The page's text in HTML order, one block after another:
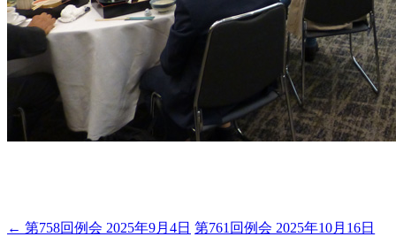
← 第758回例会 2025年9月4日 第761回例会 2025年10月16日